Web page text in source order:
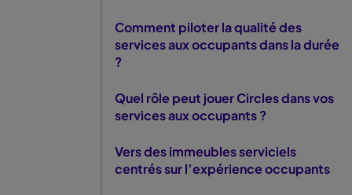
Comment piloter la qualité des
services aux occupants dans la durée
?
Quel rôle peut jouer Circles dans vos
services aux occupants ?
Vers des immeubles serviciels
centrés sur l’expérience occupants